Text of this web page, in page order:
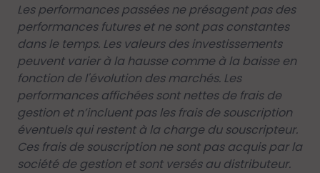
Les performances passées ne présagent pas des
performances futures et ne sont pas constantes
dans le temps. Les valeurs des investissements
peuvent varier à la hausse comme à la baisse en
fonction de l'évolution des marchés. Les
performances affichées sont nettes de frais de
gestion et n’incluent pas les frais de souscription
éventuels qui restent à la charge du souscripteur.
Ces frais de souscription ne sont pas acquis par la
société de gestion et sont versés au distributeur.